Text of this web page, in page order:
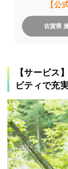
【公
佐賀県
【サービス
ビティで充